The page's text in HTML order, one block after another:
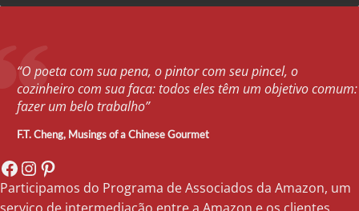
“O poeta com sua pena, o pintor com seu pincel, o
cozinheiro com sua faca: todos eles têm um objetivo comum:
fazer um belo trabalho”
F.T. Cheng, Musings of a Chinese Gourmet
Facebook
Instagram
Pinterest
Participamos do Programa de Associados da Amazon, um